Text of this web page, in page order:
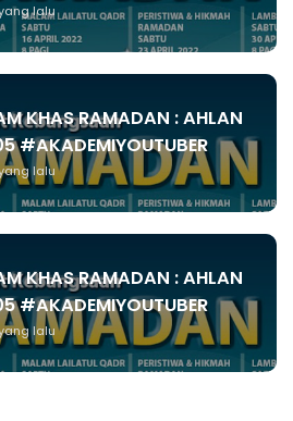
lalu
KHAS RAMADAN : AHLAN
#AKADEMIYOUTUBER
lalu
KHAS RAMADAN : AHLAN
#AKADEMIYOUTUBER
lalu